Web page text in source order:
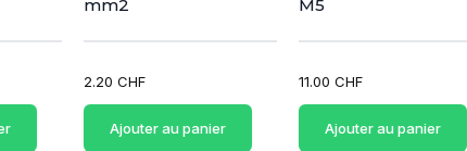
mm2
2.20 CHF
Ajouter au panier
M5
11.00 CHF
Ajouter au panier